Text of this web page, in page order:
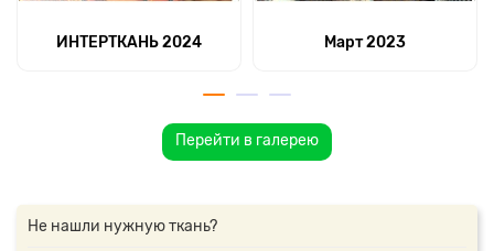
ИНТЕРТКАНЬ 2024 Март 2023
Перейти в галерею
Не нашли нужную ткань?